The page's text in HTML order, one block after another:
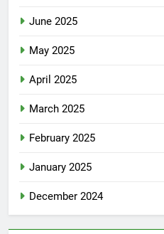
June 2025
May 2025
April 2025
March 2025
February 2025
January 2025
December 2024